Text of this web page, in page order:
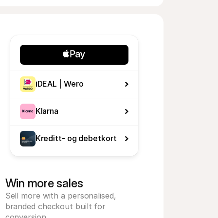
iDEAL | Wero
Klarna
Kreditt- og debetkort
Win more sales
Sell more with a personalised,
branded checkout built for